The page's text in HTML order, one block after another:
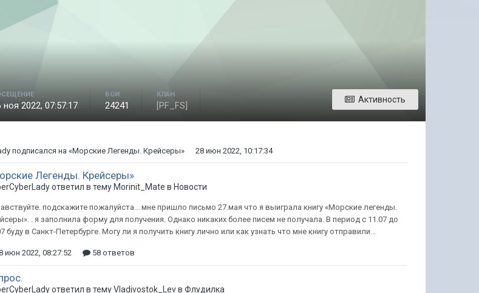
Активность
ноя 2022, 07:57:17
БОИ
24241
КЛАН
[PF_FS]
подписался на«Морские Легенды. Крейсеры» 28 июн 2022, 10:17:34
Легенды. Крейсеры»
ответил в тему Morinit_Mate в Новости
подскажите пожалуйста... мне пришло письмо 27.мая что я выиграла книгу «Морские легенды.
. я заполнила форму для получения. Однако никаких более писем не получала. В период с 11.07 до
буду в Санкт-Петербурге. Могу ли я получить книгу лично или как узнать что мне книгу отправили...
июн 2022, 08:27:52 58 ответов
ответил в тему Vladivostok_Lev вФлудилка